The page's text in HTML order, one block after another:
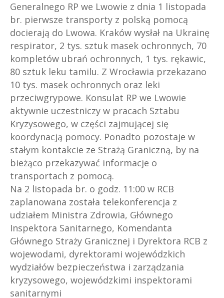
Generalnego RP we Lwowie z dnia 1 listopada
br. pierwsze transporty z polską pomocą
docierają do Lwowa. Kraków wysłał na Ukrainę
respirator, 2 tys. sztuk masek ochronnych, 70
kompletów ubrań ochronnych, 1 tys. rękawic,
80 sztuk leku tamilu. Z Wrocławia przekazano
10 tys. masek ochronnych oraz leki
przeciwgrypowe. Konsulat RP we Lwowie
aktywnie uczestniczy w pracach Sztabu
Kryzysowego, w części zajmującej się
koordynacją pomocy. Ponadto pozostaje w
stałym kontakcie ze Strażą Graniczną, by na
bieżąco przekazywać informacje o
transportach z pomocą.
Na 2 listopada br. o godz. 11:00 w RCB
zaplanowana została telekonferencja z
udziałem Ministra Zdrowia, Głównego
Inspektora Sanitarnego, Komendanta
Głównego Straży Granicznej i Dyrektora RCB z
wojewodami, dyrektorami wojewódzkich
wydziałów bezpieczeństwa i zarządzania
kryzysowego, wojewódzkimi inspektorami
sanitarnymi